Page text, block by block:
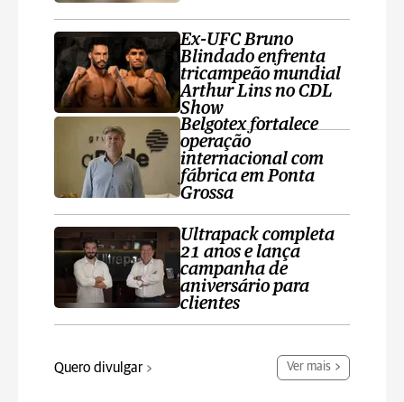
Ex-UFC Bruno
Blindado enfrenta
tricampeão mundial
Arthur Lins no CDL
Show
Belgotex fortalece
operação
internacional com
fábrica em Ponta
Grossa
Ultrapack completa
21 anos e lança
campanha de
aniversário para
clientes
Quero divulgar Ver mais